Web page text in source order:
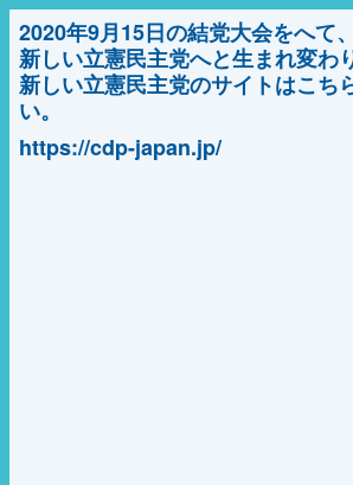
2020年9月15日の結党大会をへて、
新しい立憲民主党へと生まれ変わ
新しい立憲民主党のサイトはこち
い。
https://cdp-japan.jp/